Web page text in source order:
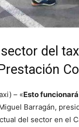
del
– «Esto
Barragán,
del sector en el